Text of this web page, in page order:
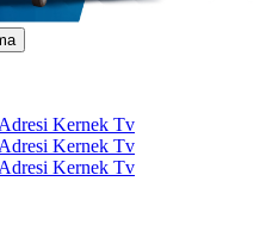
Kernek Tv
Kernek Tv
Kernek Tv